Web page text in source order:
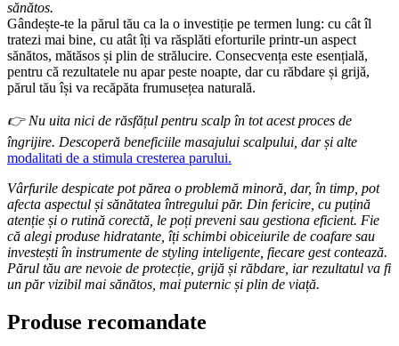
sănătos.
Gândește-te la părul tău ca la o investiție pe termen lung: cu cât îl
tratezi mai bine, cu atât îți va răsplăti eforturile printr-un aspect
sănătos, mătăsos și plin de strălucire. Consecvența este esențială,
pentru că rezultatele nu apar peste noapte, dar cu răbdare și grijă,
părul tău își va recăpăta frumusețea naturală.
👉 Nu uita nici de răsfățul pentru scalp în tot acest proces de
modalitati de a stimula cresterea parului.
Vârfurile despicate pot părea o problemă minoră, dar, în timp, pot
afecta aspectul și sănătatea întregului păr. Din fericire, cu puțină
atenție și o rutină corectă, le poți preveni sau gestiona eficient. Fie
că alegi produse hidratante, îți schimbi obiceiurile de coafare sau
investești în instrumente de styling inteligente, fiecare gest contează.
Părul tău are nevoie de protecție, grijă și răbdare, iar rezultatul va fi
un păr vizibil mai sănătos, mai puternic și plin de viață.
Produse recomandate